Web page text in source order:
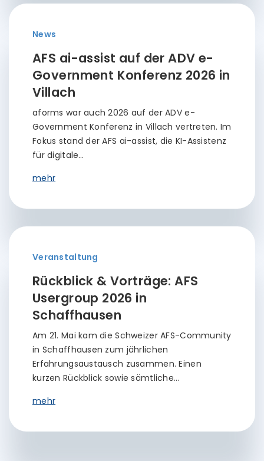
News
AFS ai-assist auf der ADV e-
Government Konferenz 2026 in
Villach
aforms war auch 2026 auf der ADV e-
Government Konferenz in Villach vertreten. Im
Fokus stand der AFS ai-assist, die KI-Assistenz
für digitale…
mehr
Veranstaltung
Rückblick & Vorträge: AFS
Usergroup 2026 in
Schaffhausen
Am 21. Mai kam die Schweizer AFS-Community
in Schaffhausen zum jährlichen
Erfahrungsaustausch zusammen. Einen
kurzen Rückblick sowie sämtliche…
mehr